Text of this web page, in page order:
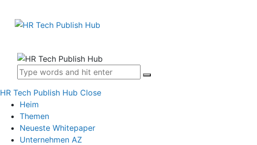
HR Tech Publish Hub Close
Heim
Themen
Neueste Whitepaper
Unternehmen AZ